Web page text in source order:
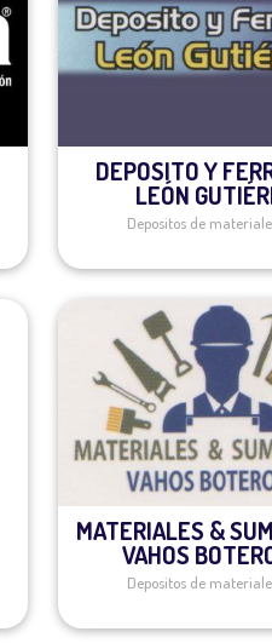
DEPOSITO Y
LEÓN
Depositos de
MATERIALES &
VAHOS
Depositos de